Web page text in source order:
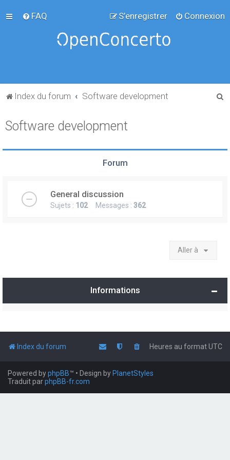
FAQ Connexion
S’enregistrer
Index du forum Software development
e
Software development
Forum
General discussion
Sujets : 102Messages : 362
Aller à
Informations
Index du forum Heures au formatUTC
Powered byphpBB™ • Design by PlanetStyles
Traduit parphpBB-fr.com